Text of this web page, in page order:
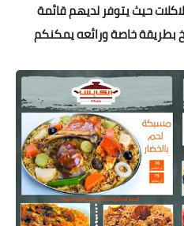
حيث يتوفر لديهم قائمة
بطريقة خاصة ورائعه يمكنكم